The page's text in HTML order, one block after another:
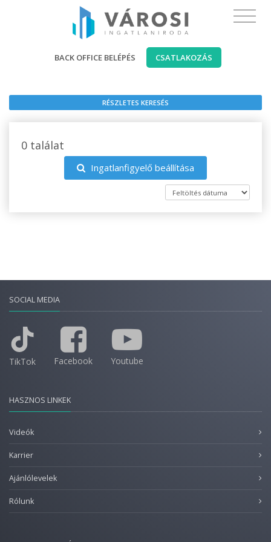
BACK OFFICE BELÉPÉS CSATLAKOZÁS
RÉSZLETES KERESÉS
0 találat
Ingatlanfigyelő beállítása
SOCIAL MEDIA
TikTok Facebook Youtube
HASZNOS LINKEK
Videók
Karrier
Ajánlólevelek
Rólunk